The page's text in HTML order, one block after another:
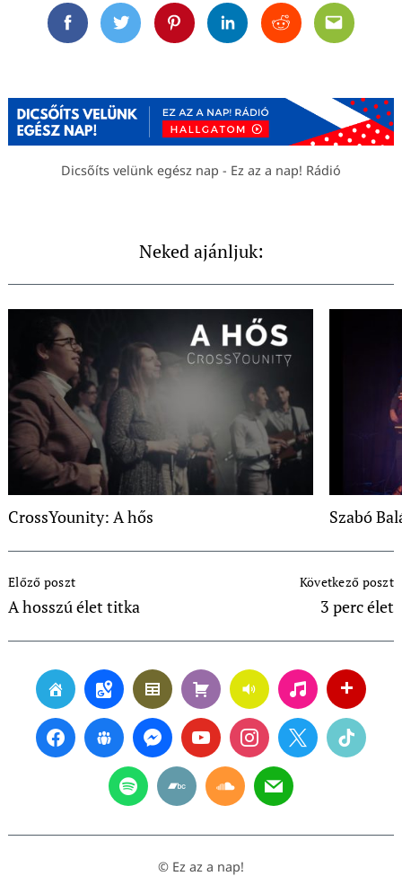
FacebookTwitterPinterestLinkedinRedditEmail
Dicsőíts velünk egész nap - Ez az a nap! Rádió
Neked ajánljuk:
CrossYounity: A hős Szabó
Navigation
Előző poszt
A hosszú élet titka
Következő poszt
3 perc élet
© Ez az a nap!